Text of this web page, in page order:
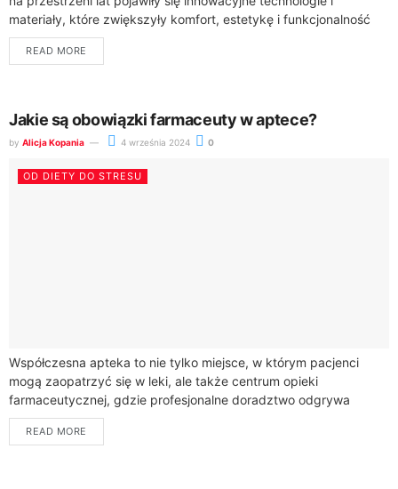
materiały, które zwiększyły komfort, estetykę i funkcjonalność
protez zębowych. Pacjenci mogą obecnie korzystać z
rozwiązań,...
READ MORE
Jakie są obowiązki farmaceuty w aptece?
by Alicja Kopania 4 września 2024 0
OD DIETY DO STRESU
Współczesna apteka to nie tylko miejsce, w którym pacjenci
mogą zaopatrzyć się w leki, ale także centrum opieki
farmaceutycznej, gdzie profesjonalne doradztwo odgrywa
kluczową rolę w procesie leczenia. Farmaceuci, będący...
READ MORE